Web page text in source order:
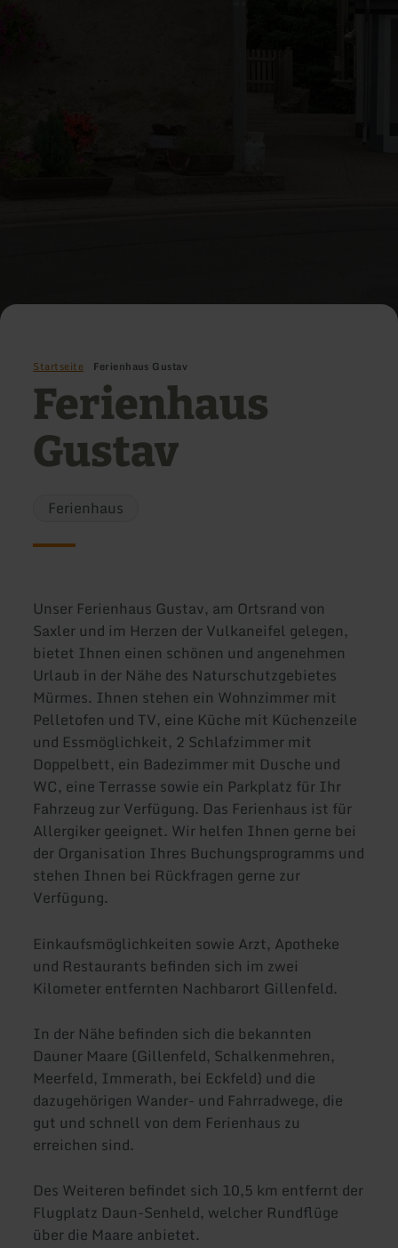
Startseite Ferienhaus Gustav
Ferienhaus
Gustav
Ferienhaus
Unser Ferienhaus Gustav, am Ortsrand von
Saxler und im Herzen der Vulkaneifel gelegen,
bietet Ihnen einen schönen und angenehmen
Urlaub in der Nähe des Naturschutzgebietes
Mürmes. Ihnen stehen ein Wohnzimmer mit
Pelletofen und TV, eine Küche mit Küchenzeile
und Essmöglichkeit, 2 Schlafzimmer mit
Doppelbett, ein Badezimmer mit Dusche und
WC, eine Terrasse sowie ein Parkplatz für Ihr
Fahrzeug zur Verfügung. Das Ferienhaus ist für
Allergiker geeignet. Wir helfen Ihnen gerne bei
der Organisation Ihres Buchungsprogramms und
stehen Ihnen bei Rückfragen gerne zur
Verfügung.
Einkaufsmöglichkeiten sowie Arzt, Apotheke
und Restaurants befinden sich im zwei
Kilometer entfernten Nachbarort Gillenfeld.
In der Nähe befinden sich die bekannten
Dauner Maare (Gillenfeld, Schalkenmehren,
Meerfeld, Immerath, bei Eckfeld) und die
dazugehörigen Wander- und Fahrradwege, die
gut und schnell von dem Ferienhaus zu
erreichen sind.
Des Weiteren befindet sich 10,5 km entfernt der
Flugplatz Daun-Senheld, welcher Rundflüge
über die Maare anbietet.